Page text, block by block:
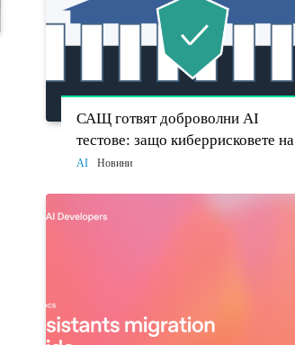
САЩ готвят доброволни AI
тестове: защо киберрисковете на
моделите стават политически
AI Новини